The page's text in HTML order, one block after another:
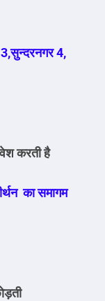
3,सुन्दरनगर 4,
करती है
का समागम